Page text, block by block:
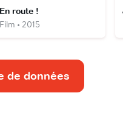
En route !
Film • 2015
de données